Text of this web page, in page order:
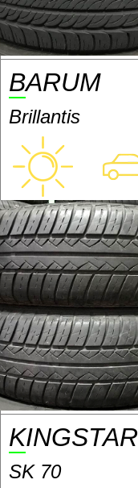
BARUM
Brillantis
KINGSTAR
SK 70